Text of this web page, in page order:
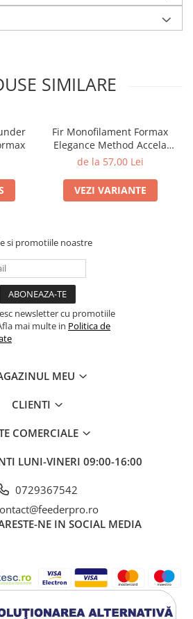
SIMILARE
Fir Monofilament Formax
Elegance Method Accela
Distance Feeder Fluo 1000m
de la 57,00 Lei
VEZI VARIANTE
si promotiile noastre
newsletter cu promotiile
mai multe in Politica de
MEU
CLIENTI
COMERCIALE
LUNI-VINERI 09:00-16:00
0729367542
NE IN SOCIAL MEDIA